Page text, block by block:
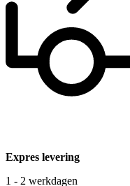
Expres levering
1 - 2 werkdagen